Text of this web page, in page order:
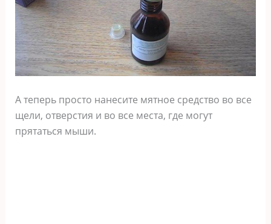
А теперь просто нанесите мятное средство во все
щели, отверстия и во все места, где могут
прятаться мыши.